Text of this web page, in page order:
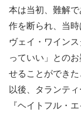
本は当初、難解
作を断られ、当
ヴェイ・ワイン
っていい」との
せることができた
以後、タランテ
『ヘイトフル・